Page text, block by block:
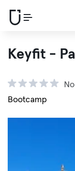
Keyfit -
Bootcamp